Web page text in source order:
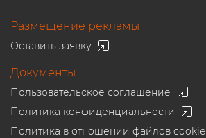
Размещение рекламы
Оставить заявку
Документы
Пользовательское соглашение
Политика конфиденциальности
Политика в отношении файлов cookie